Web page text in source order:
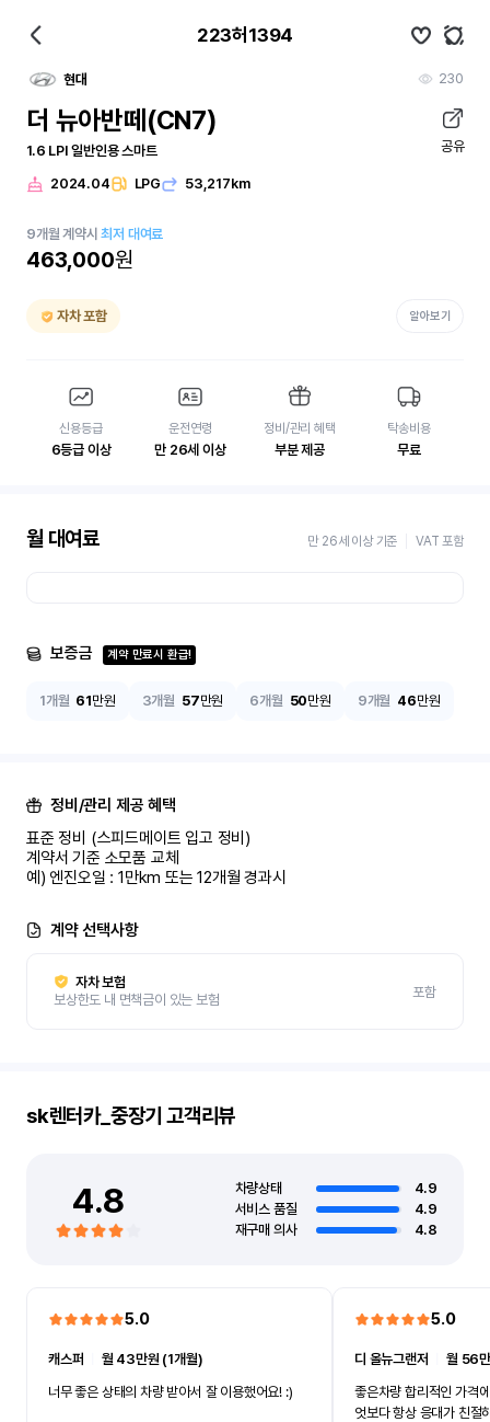
223허1394
현대 230
더 뉴아반떼(CN7)
1.6 LPI 일반인용 스마트 공유
2024.04 LPG 53,217km
9개월 계약시최저 대여료
463,000원
자차 포함 알아보기
신용등급
6등급 이상
운전연령
만 26세 이상
정비/관리 혜택
부분 제공
탁송비용
무료
월 대여료 만 26세 이상 기준 VAT 포함
보증금 계약 만료시 환급!
1개월 61만원 3개월 57만원 6개월 50만원 9개월 46만원
정비/관리 제공 혜택
표준 정비 (스피드메이트 입고 정비)
계약서 기준 소모품 교체
예) 엔진오일 : 1만km 또는 12개월 경과시
계약 선택사항
자차 보험
보상한도 내 면책금이 있는 보험
포함
sk렌터카_중장기 고객리뷰
4.8 차량상태
4.9
서비스 품질
4.9
재구매 의사
4.8
5.0
캐스퍼
월 43만원 (1개월)
너무 좋은 상태의 차량 받아서 잘 이용했어요! :)
5.0
디 올뉴그랜저 ㅣ월 56
좋은차량 합리적인 가격
엇보다 항상 응대가 친절